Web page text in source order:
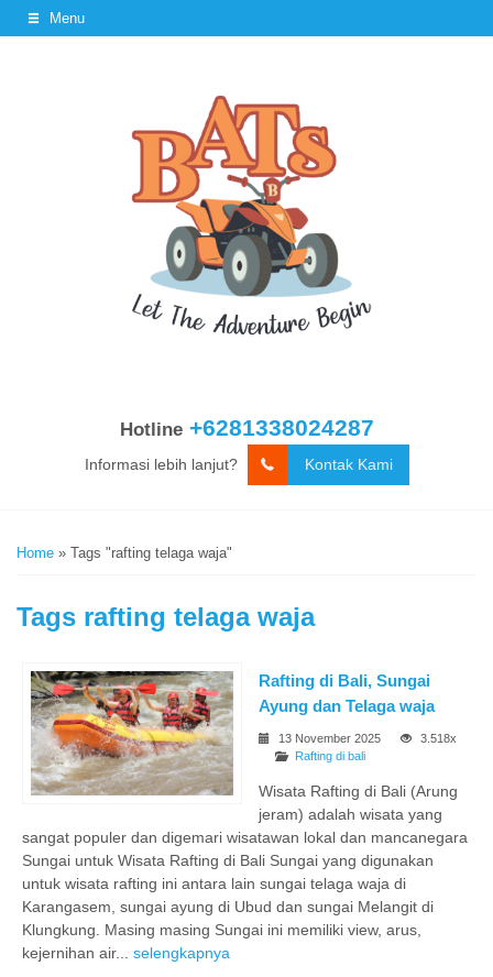
Menu
Hotline +6281338024287
Informasi lebih lanjut? Kontak Kami
Home » Tags "rafting telaga waja"
Tags rafting telaga waja
Rafting di Bali, Sungai
Ayung dan Telaga waja
13 November 2025
3.518x
Rafting di bali
Wisata Rafting di Bali (Arung
jeram) adalah wisata yang
sangat populer dan digemari wisatawan lokal dan mancanegara
Sungai untuk Wisata Rafting di Bali Sungai yang digunakan
untuk wisata rafting ini antara lain sungai telaga waja di
Karangasem, sungai ayung di Ubud dan sungai Melangit di
Klungkung. Masing masing Sungai ini memiliki view, arus,
kejernihan air... selengkapnya